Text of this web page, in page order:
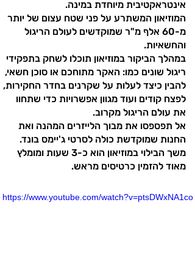
אינטראקטיבית מיוחדת במינה.
המוזיאון המשתרע על פני שטח עצום של יותר
מ-60 אלף מ"ר שמוקדשים לעולם הריגול
והחשאיות.
במהלך הביקור במוזיאון תוכלו לשחק בתפקידי
ריגול שונים כמו: האקר מתוחכם או סוכן חשאי,
להבין כיצד לעלות על שקרנים בחדר החקירות,
לפצח קודים ועוד מגוון אפשרויות כדי שתחוו
את עולם הריגול מקרוב.
אל תפספסו את מבוך הלייזרים המהנה ואת
החנות שמוקדשת כולה לסרטי ג'יימס בונד.
משך הבילוי במוזיאון הוא כ-3 שעות ומומלץ
מאוד להזמין כרטיסים מראש.
https://www.youtube.com/watch?v=ptsDWxNA1co